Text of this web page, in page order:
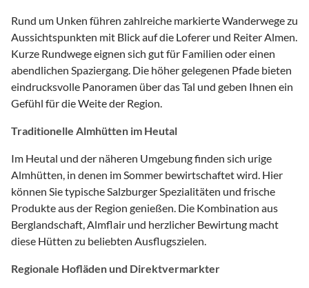
Rund um Unken führen zahlreiche markierte Wanderwege zu
Aussichtspunkten mit Blick auf die Loferer und Reiter Almen.
Kurze Rundwege eignen sich gut für Familien oder einen
abendlichen Spaziergang. Die höher gelegenen Pfade bieten
eindrucksvolle Panoramen über das Tal und geben Ihnen ein
Gefühl für die Weite der Region.
Traditionelle Almhütten im Heutal
Im Heutal und der näheren Umgebung finden sich urige
Almhütten, in denen im Sommer bewirtschaftet wird. Hier
können Sie typische Salzburger Spezialitäten und frische
Produkte aus der Region genießen. Die Kombination aus
Berglandschaft, Almflair und herzlicher Bewirtung macht
diese Hütten zu beliebten Ausflugszielen.
Regionale Hofläden und Direktvermarkter